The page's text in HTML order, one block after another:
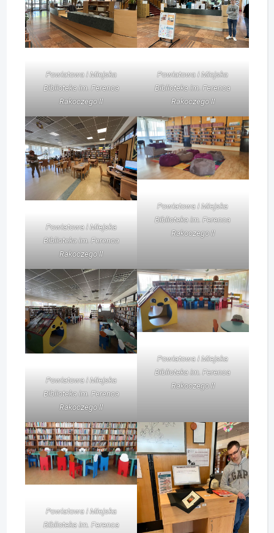
Powiatowa i Miejska
Biblioteka im. Ferenca
Rakoczego II
Powiatowa i Miejska
Biblioteka im. Ferenca
Rakoczego II
Powiatowa i Miejska
Biblioteka im. Ferenca
Rakoczego II
Powiatowa i Miejska
Biblioteka im. Ferenca
Rakoczego II
Powiatowa i Miejska
Biblioteka im. Ferenca
Rakoczego II
Powiatowa i Miejska
Biblioteka im. Ferenca
Rakoczego II
Powiatowa i Miejska
Biblioteka im. Ferenca